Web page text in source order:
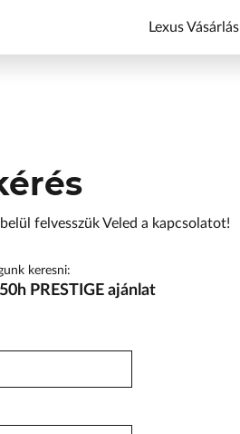
Lexus Vásárlás
felvesszük Veled a kapcsolatot!
keresni:
PRESTIGE ajánlat